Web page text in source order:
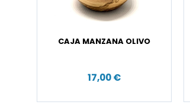
CAJA MANZANA OLIVO
17,00 €